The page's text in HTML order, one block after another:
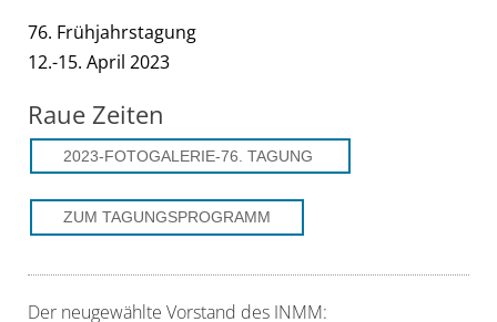
76. Frühjahrstagung
12.-15. April 2023
Raue Zeiten
2023-FOTOGALERIE-76. TAGUNG
ZUM TAGUNGSPROGRAMM
Der neugewählte Vorstand des INMM: